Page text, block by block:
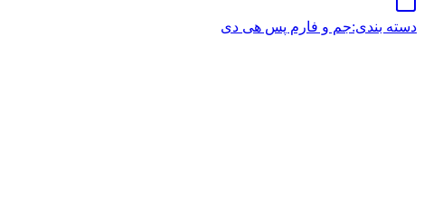
دسته بندی:جم و فارم پس هی دی